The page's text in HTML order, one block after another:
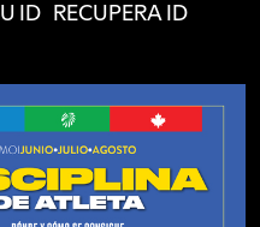
ID RECUPERA ID